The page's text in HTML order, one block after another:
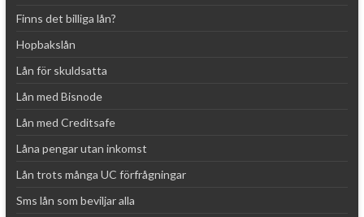
Finns det billiga lån?
Hopbakslån
Lån för skuldsatta
Lån med Bisnode
Lån med Creditsafe
Låna pengar utan inkomst
Lån trots många UC förfrågningar
Sms lån som beviljar alla